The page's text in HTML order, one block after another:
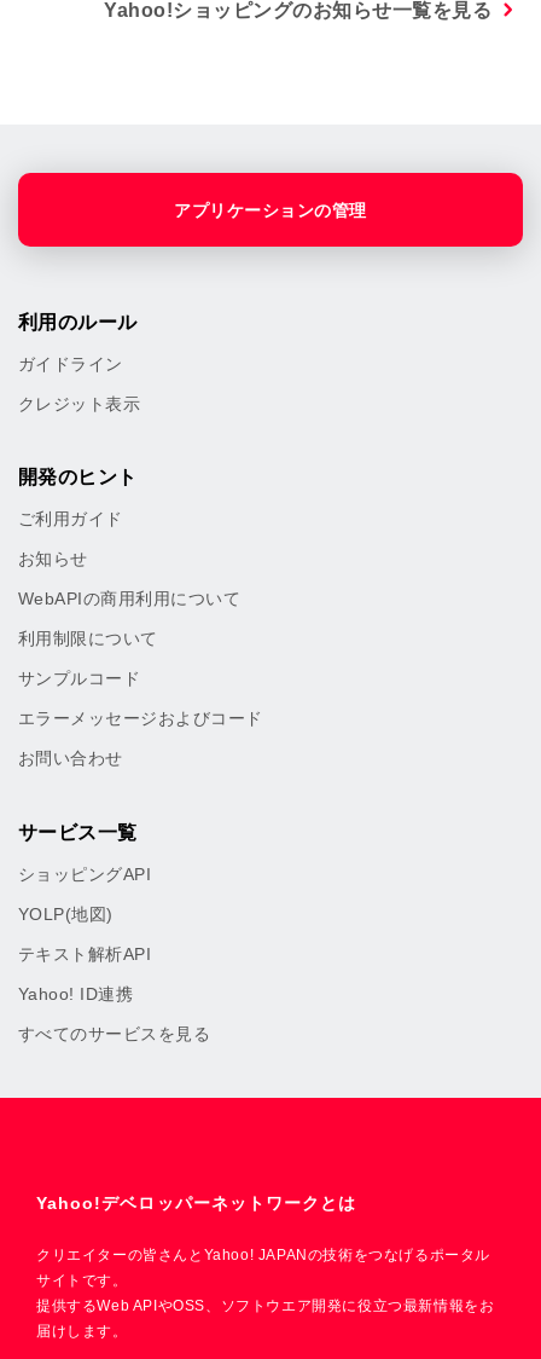
Yahoo!ショッピングのお知らせ一覧を見る
アプリケーションの管理
利用のルール
ガイドライン
クレジット表示
開発のヒント
ご利用ガイド
お知らせ
WebAPIの商用利用について
利用制限について
サンプルコード
エラーメッセージおよびコード
お問い合わせ
サービス一覧
ショッピングAPI
YOLP(地図)
テキスト解析API
Yahoo! ID連携
すべてのサービスを見る
Yahoo!デベロッパーネットワークとは
クリエイターの皆さんとYahoo! JAPANの技術をつなげるポータル
サイトです。
提供するWeb APIやOSS、ソフトウエア開発に役立つ最新情報をお
届けします。